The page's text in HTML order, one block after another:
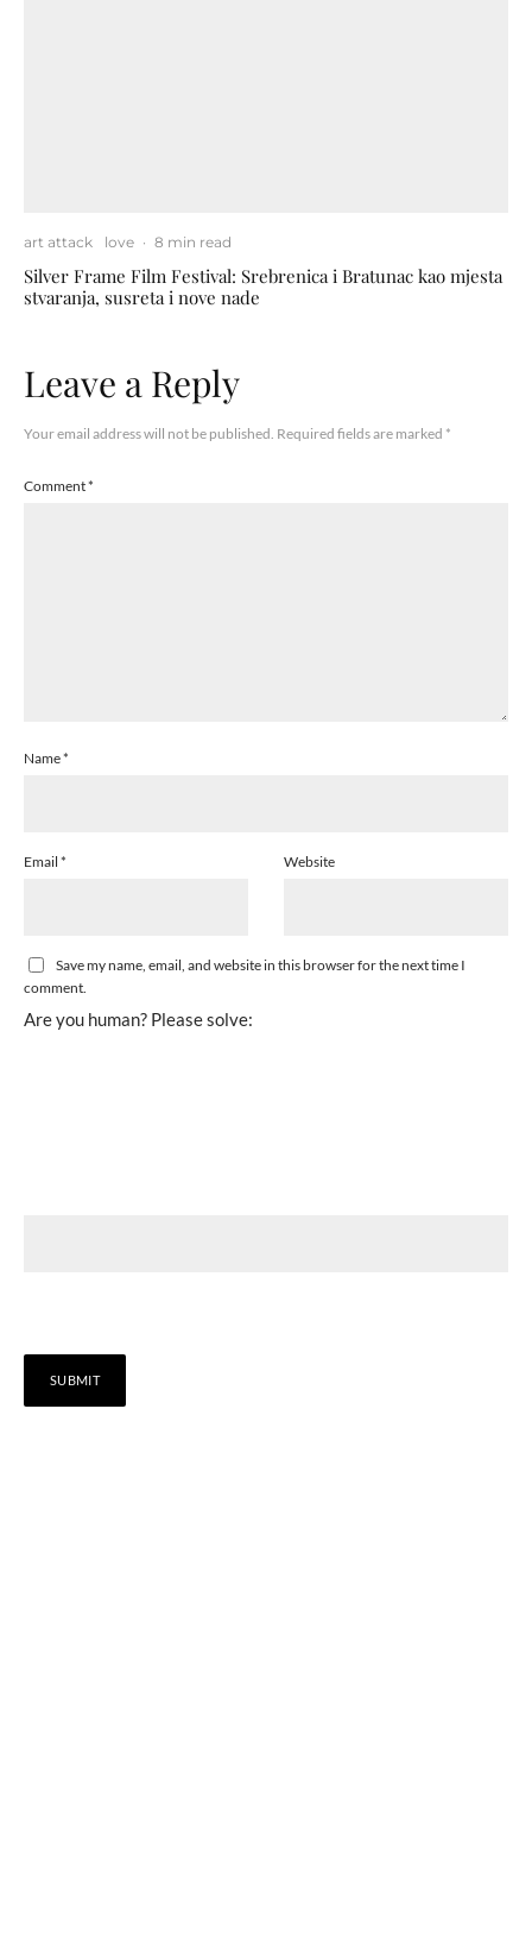
art attack love · 8 min read
Silver Frame Film Festival: Srebrenica i Bratunac kao mjesta
stvaranja, susreta i nove nade
Leave a Reply
Your email address will not be published. Required fields are marked *
Comment*
Name*
Email * Website
Save my name, email, and website in this browser for the next time I
comment.
Are you human? Please solve: